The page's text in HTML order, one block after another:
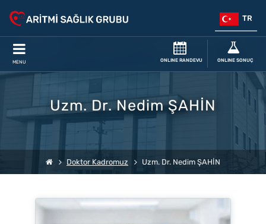
TR
MENU ONLINE RANDEVU ONLINE SONUÇ
Uzm. Dr. Nedim ŞAHİN
Doktor Kadromuz Uzm. Dr. Nedim ŞAHİN